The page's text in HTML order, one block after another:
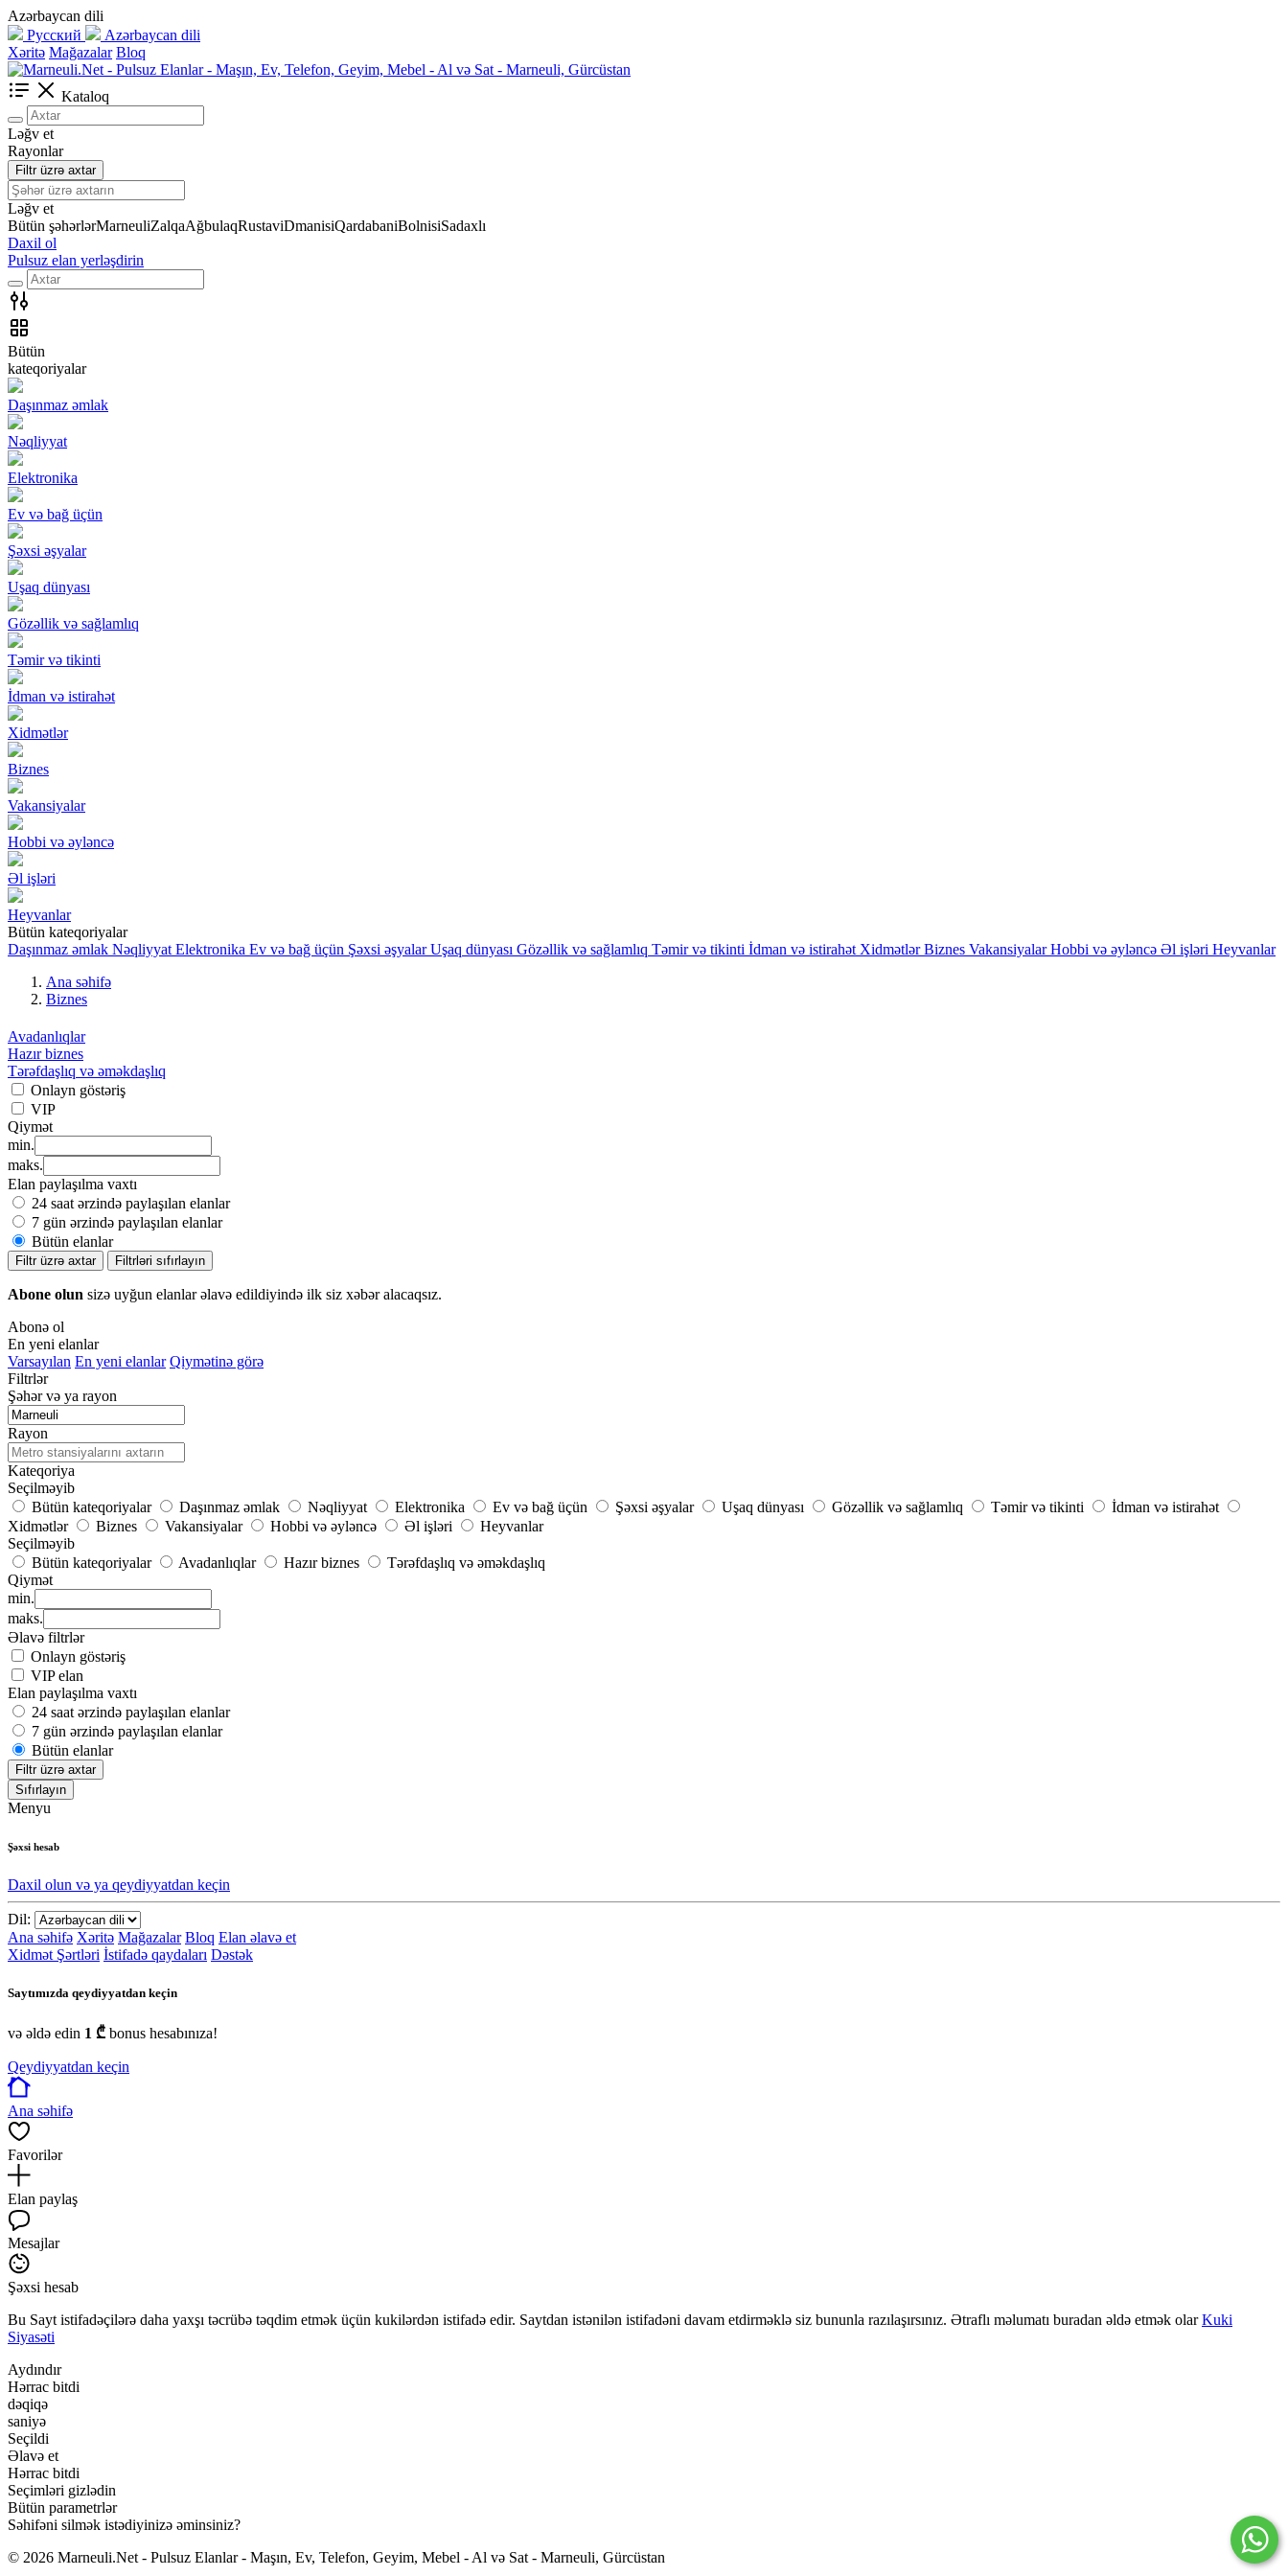
Azərbaycan dili
Русский
Azərbaycan dili
Xəritə Mağazalar Bloq
Kataloq
Ləğv et
Rayonlar
Filtr üzrə axtar
Ləğv et
Bütün şəhərlərMarneuliZalqaAğbulaqRustaviDmanisiQardabaniBolnisiSadaxlı
Daxil ol
Pulsuz elan yerləşdirin
Bütün
kateqoriyalar
Daşınmaz əmlak
Nəqliyyat
Elektronika
Ev və bağ üçün
Şəxsi əşyalar
Uşaq dünyası
Gözəllik və sağlamlıq
Təmir və tikinti
İdman və istirahət
Xidmətlər
Biznes
Vakansiyalar
Hobbi və əyləncə
Əl işləri
Heyvanlar
Bütün kateqoriyalar
Daşınmaz əmlak Nəqliyyat Elektronika Ev və bağ üçün Şəxsi əşyalar Uşaq dünyası Gözəllik və sağlamlıq Təmir və tikinti İdman və istirahət Xidmətlər Biznes Vakansiyalar Hobbi və əyləncə Əl işləri Heyvanlar
Ana səhifə
Biznes
Avadanlıqlar
Hazır biznes
Tərəfdaşlıq və əməkdaşlıq
Onlayn göstəriş
VIP
Qiymət
min.
maks.
Elan paylaşılma vaxtı
24 saat ərzində paylaşılan elanlar
7 gün ərzində paylaşılan elanlar
Bütün elanlar
Filtr üzrə axtar Filtrləri sıfırlayın
Abone olun sizə uyğun elanlar əlavə edildiyində ilk siz xəbər alacaqsız.
Abonə ol
En yeni elanlar
Varsayılan En yeni elanlar Qiymətinə görə
Filtrlər
Şəhər və ya rayon
Rayon
Kateqoriya
Seçilməyib
Bütün kateqoriyalar
Daşınmaz əmlak Nəqliyyat Elektronika Ev və bağ üçün Şəxsi əşyalar Uşaq dünyası Gözəllik və sağlamlıq Təmir və tikinti
İdman və istirahət
Xidmətlər
Biznes Vakansiyalar Hobbi və əyləncə Əl işləri
Heyvanlar
Seçilməyib
Bütün kateqoriyalar
Avadanlıqlar Hazır biznes
Tərəfdaşlıq və əməkdaşlıq
Qiymət
min.
maks.
Əlavə filtrlər
Onlayn göstəriş
VIP elan
Elan paylaşılma vaxtı
24 saat ərzində paylaşılan elanlar
7 gün ərzində paylaşılan elanlar
Bütün elanlar
Filtr üzrə axtar
Sıfırlayın
Menyu
Şəxsi hesab
Daxil olun və ya qeydiyyatdan keçin
Dil:
Ana səhifə Xəritə Mağazalar Bloq Elan əlavə et
Xidmət Şərtləri İstifadə qaydaları Dəstək
Saytımızda qeydiyyatdan keçin
və əldə edin 1 ₾ bonus hesabınıza!
Qeydiyyatdan keçin
Ana səhifə
Favorilər
Elan paylaş
Mesajlar
Şəxsi hesab
Bu Sayt istifadəçilərə daha yaxşı təcrübə təqdim etmək üçün kukilərdən istifadə edir. Saytdan istənilən istifadəni davam etdirməklə siz bununla razılaşırsınız. Ətraflı məlumatı buradan əldə etmək olarKuki
Siyasəti
Aydındır
Hərrac bitdi
dəqiqə
saniyə
Seçildi
Əlavə et
Hərrac bitdi
Seçimləri gizlədin
Bütün parametrlər
Səhifəni silmək istədiyinizə əminsiniz?
© 2026 Marneuli.Net - Pulsuz Elanlar - Maşın, Ev, Telefon, Geyim, Mebel - Al və Sat - Marneuli, Gürcüstan